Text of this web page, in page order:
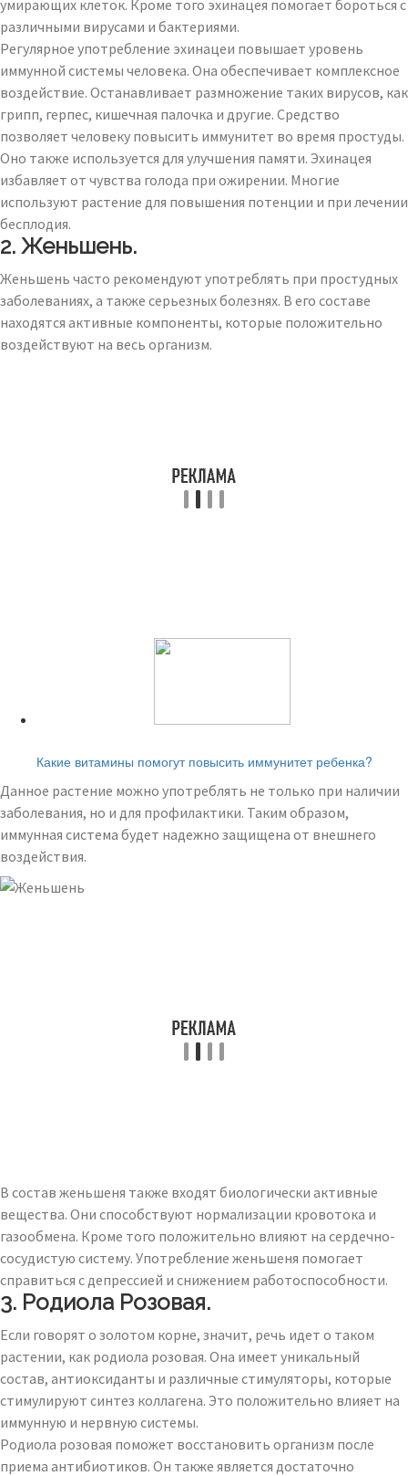
умирающих клеток. Кроме того эхинацея помогает бороться с
различными вирусами и бактериями.
Регулярное употребление эхинацеи повышает уровень
иммунной системы человека. Она обеспечивает комплексное
воздействие. Останавливает размножение таких вирусов, как
грипп, герпес, кишечная палочка и другие. Средство
позволяет человеку повысить иммунитет во время простуды.
Оно также используется для улучшения памяти. Эхинацея
избавляет от чувства голода при ожирении. Многие
используют растение для повышения потенции и при лечении
бесплодия.
2. Женьшень.
Женьшень часто рекомендуют употреблять при простудных
заболеваниях, а также серьезных болезнях. В его составе
находятся активные компоненты, которые положительно
воздействуют на весь организм.
Какие витамины помогут повысить иммунитет ребенка?
Данное растение можно употреблять не только при наличии
заболевания, но и для профилактики. Таким образом,
иммунная система будет надежно защищена от внешнего
воздействия.
В состав женьшеня также входят биологически активные
вещества. Они способствуют нормализации кровотока и
газообмена. Кроме того положительно влияют на сердечно-
сосудистую систему. Употребление женьшеня помогает
справиться с депрессией и снижением работоспособности.
3. Родиола Розовая.
Если говорят о золотом корне, значит, речь идет о таком
растении, как родиола розовая. Она имеет уникальный
состав, антиоксиданты и различные стимуляторы, которые
стимулируют синтез коллагена. Это положительно влияет на
иммунную и нервную системы.
Родиола розовая поможет восстановить организм после
приема антибиотиков. Он также является достаточно